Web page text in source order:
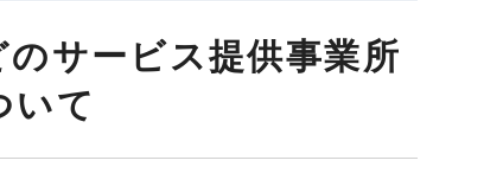
のサービス提供事業所
いて